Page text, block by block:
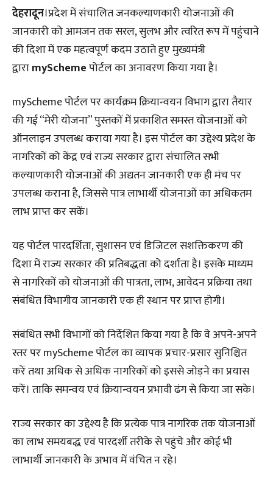
देहरादून।​प्रदेश में संचालित जनकल्याणकारी योजनाओं की
जानकारी को आमजन तक सरल, सुलभ और त्वरित रूप में पहुंचाने
की दिशा में एक महत्वपूर्ण कदम उठाते हुए मुख्यमंत्री
द्वाराmySchemeपोर्टल का अनावरण किया गया है।
​myScheme पोर्टल पर कार्यक्रम क्रियान्वयन विभाग द्वारा तैयार
की गई “मेरी योजना” पुस्तकों में प्रकाशित समस्त योजनाओं को
ऑनलाइन उपलब्ध कराया गया है। इस पोर्टल का उद्देश्य प्रदेश के
नागरिकों को केंद्र एवं राज्य सरकार द्वारा संचालित सभी
कल्याणकारी योजनाओं की अद्यतन जानकारी एक ही मंच पर
उपलब्ध कराना है, जिससे पात्र लाभार्थी योजनाओं का अधिकतम
लाभ प्राप्त कर सकें।
यह पोर्टल पारदर्शिता, सुशासन एवं डिजिटल सशक्तिकरण की
दिशा में राज्य सरकार की प्रतिबद्धता को दर्शाता है। इसके माध्यम
से नागरिकों को योजनाओं की पात्रता, लाभ, आवेदन प्रक्रिया तथा
संबंधित विभागीय जानकारी एक ही स्थान पर प्राप्त होगी।
​संबंधित सभी विभागों को निर्देशित किया गया है कि वे अपने-अपने
स्तर पर myScheme पोर्टल का व्यापक प्रचार-प्रसार सुनिश्चित
करें तथा अधिक से अधिक नागरिकों को इससे जोड़ने का प्रयास
करें। ताकि समन्वय एवं क्रियान्वयन प्रभावी ढंग से किया जा सके।
​राज्य सरकार का उद्देश्य है कि प्रत्येक पात्र नागरिक तक योजनाओं
का लाभ समयबद्ध एवं पारदर्शी तरीके से पहुंचे और कोई भी
लाभार्थी जानकारी के अभाव में वंचित न रहे।